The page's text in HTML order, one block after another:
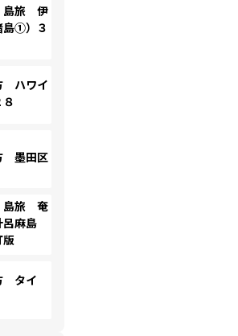
島旅 伊
①）３
ハワイ
墨田区
島旅 奄
麻島
タイ